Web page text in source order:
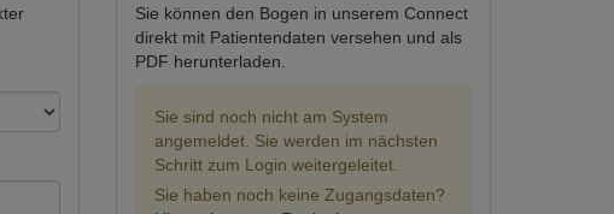
Sie können den Bogen in unserem Connect
direkt mit Patientendaten versehen und als
PDF herunterladen.
Sie sind noch nicht am System
angemeldet. Sie werden im nächsten
Schritt zum Login weitergeleitet.
Sie haben noch keine Zugangsdaten?